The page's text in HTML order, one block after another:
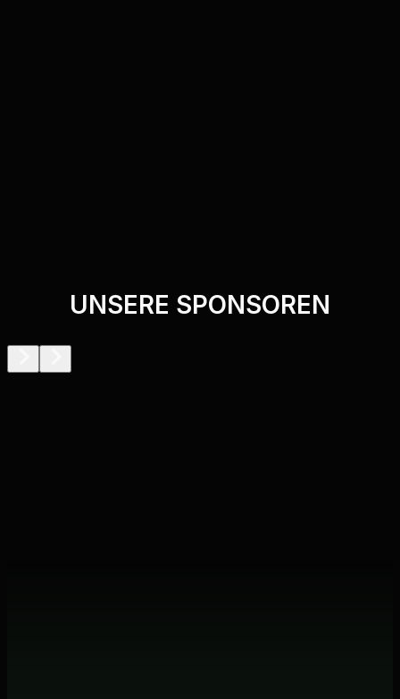
UNSERE SPONSOREN